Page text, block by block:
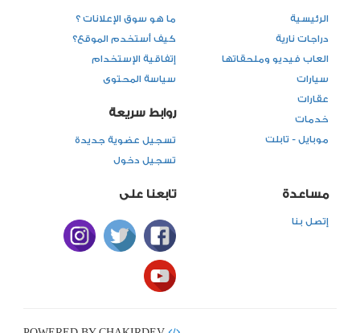
الرئيسية
دراجات نارية
العاب فيديو وملحقاتها
سيارات
عقارات
خدمات
موبايل - تابلت
ما هو سوق الإعلانات ؟
كيف أستخدم الموقع؟
إتفاقية الإستخدام
سياسة المحتوى
روابط سريعة
تسجيل عضوية جديدة
تسجيل دخول
مساعدة
إتصل بنا
تابعنا على